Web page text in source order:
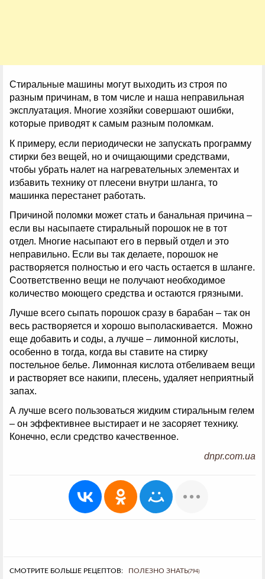
Стиральные машины могут выходить из строя по
разным причинам, в том числе и наша неправильная
эксплуатация. Многие хозяйки совершают ошибки,
которые приводят к самым разным поломкам.
К примеру, если периодически не запускать программу
стирки без вещей, но и очищающими средствами,
чтобы убрать налет на нагревательных элементах и
избавить технику от плесени внутри шланга, то
машинка перестанет работать.
Причиной поломки может стать и банальная причина –
если вы насыпаете стиральный порошок не в тот
отдел. Многие насыпают его в первый отдел и это
неправильно. Если вы так делаете, порошок не
растворяется полностью и его часть остается в шланге.
Соответственно вещи не получают необходимое
количество моющего средства и остаются грязными.
Лучше всего сыпать порошок сразу в барабан – так он
весь растворяется и хорошо выполаскивается. Можно
еще добавить и соды, а лучше – лимонной кислоты,
особенно в тогда, когда вы ставите на стирку
постельное белье. Лимонная кислота отбеливаем вещи
и растворяет все накипи, плесень, удаляет неприятный
запах.
А лучше всего пользоваться жидким стиральным гелем
– он эффективнее выстирает и не засоряет технику.
Конечно, если средство качественное.
dnpr.com.ua
СМОТРИТЕ БОЛЬШЕ РЕЦЕПТОВ: ПОЛЕЗНО ЗНАТЬ(794)